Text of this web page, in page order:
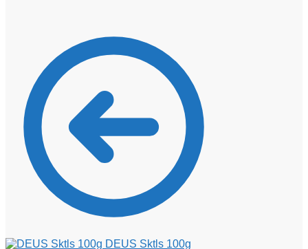
DEUS Sktls 100g